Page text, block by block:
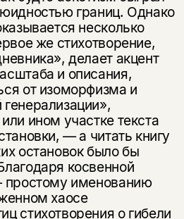
границ. Однако
несколько
же стихотворение,
делает акцент
и описания,
от изоморфизма и
ином участке текста
— а читать книгу
остановок было бы
косвенной
простому именованию
хаосе
стихотворения о гибели